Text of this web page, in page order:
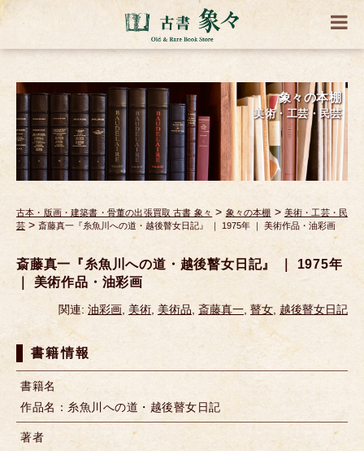
象々の本棚
美術・工芸・民芸
古本・版画・建築書・骨董の出張買取 古書 象々 > 象々の本棚 > 美術・工芸・民
芸 > 斎藤真一『糸魚川への道・越後瞽女日記』 ｜ 1975年 ｜ 美術作品・油彩画
斎藤真一『糸魚川への道・越後瞽女日記』 ｜ 1975年
｜ 美術作品・油彩画
関連: 油彩画, 美術, 美術品, 斎藤真一, 瞽女, 越後瞽女日記
書籍情報
書籍名
作品名：糸魚川への道・越後瞽女日記
著者